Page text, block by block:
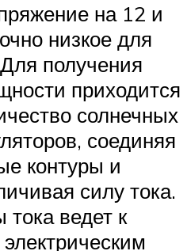
на 12 и
низкое для
получения
приходится
солнечных
соединяя
контуры и
силу тока.
ведет к